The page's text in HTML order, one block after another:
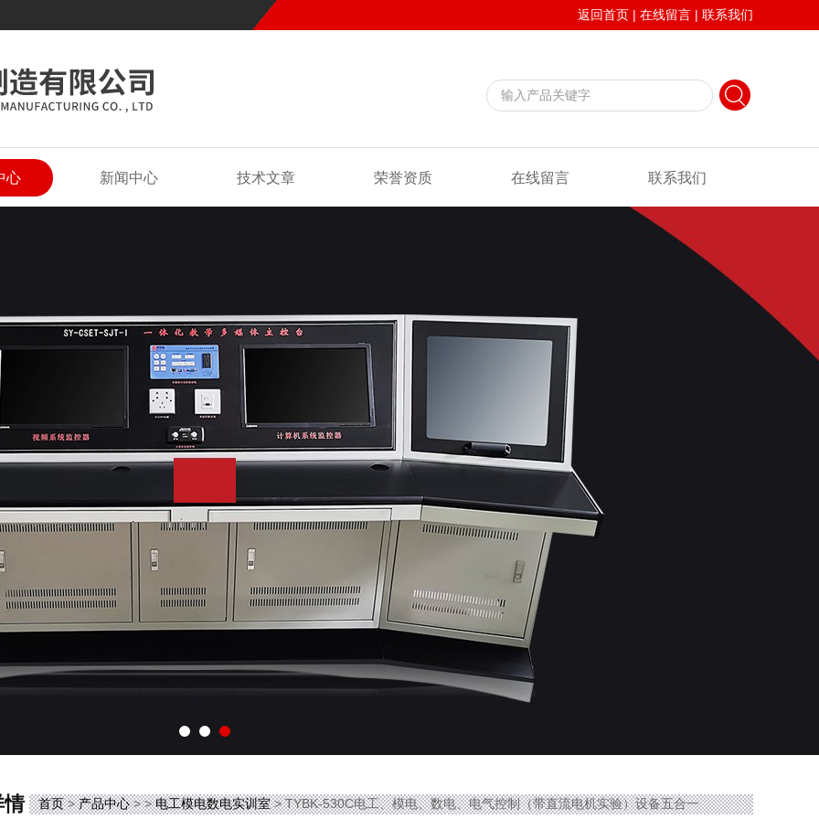
返回首页 | 在线留言 | 联系我们
心 新闻中心 技术文章 荣誉资质 在线留言 联系我们
情 首页>产品中心> >电工模电数电实训室> TYBK-530C电工、模电、数电、电气控制（带直流电机实验）设备五合一